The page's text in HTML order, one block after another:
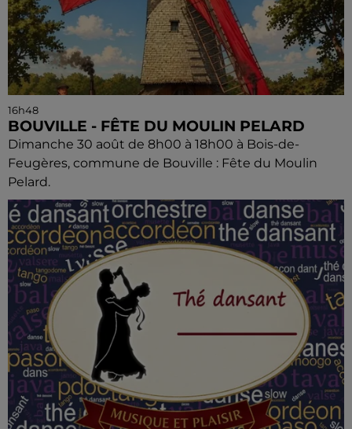
16h48
BOUVILLE - FÊTE DU MOULIN PELARD
Dimanche 30 août de 8h00 à 18h00 à Bois-de-
Feugères, commune de Bouville : Fête du Moulin
Pelard.